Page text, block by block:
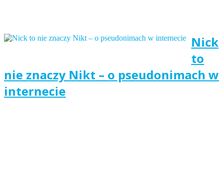
Nick
to
nie znaczy Nikt – o pseudonimach w
internecie